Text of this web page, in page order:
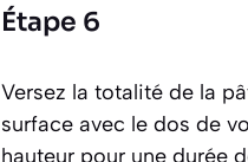
Étape 6
Versez la totalité de la
surface avec le dos de
hauteur pour une durée